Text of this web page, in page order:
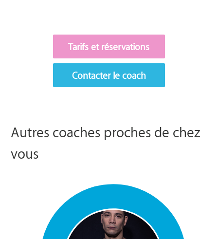
Tarifs et réservations
Contacter le coach
Autres coaches proches de chez
vous